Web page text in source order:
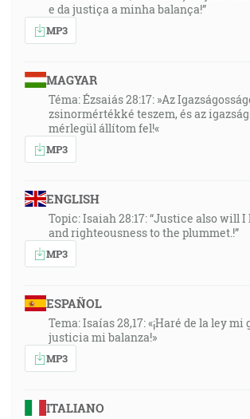
e da justiça a minha balança!”
MP3
MAGYAR
Téma: Ézsaiás 28:17: »Az
zsinormértékké teszem, és az
mérlegül állítom fel!«
MP3
ENGLISH
Topic: Isaiah 28:17: “Justice also will
and righteousness to the plummet.!”
MP3
ESPAÑOL
Tema: Isaías 28,17: «¡Haré de la ley mi
justicia mi balanza!»
MP3
ITALIANO